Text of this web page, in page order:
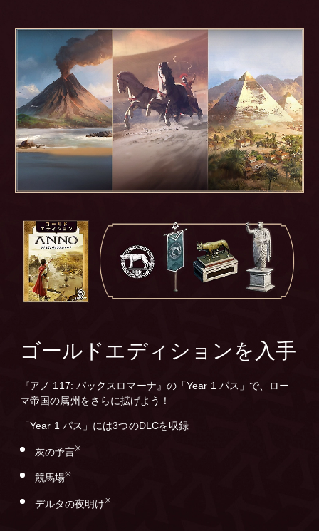
ゴールドエディションを入手
『アノ 117: パックスロマーナ』の「Year 1 パス」で、ロー
マ帝国の属州をさらに拡げよう！
「Year 1 パス」には3つのDLCを収録
灰の予言※
競馬場※
デルタの夜明け※